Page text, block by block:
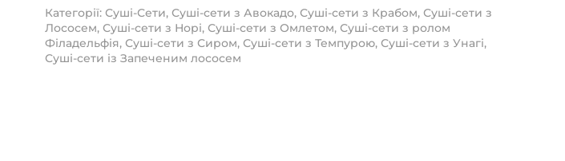
Категорії:Суші-Сети,Суші-сети з Авокадо,Суші-сети з Крабом,Суші-сети з
Лососем,Суші-сети з Норі,Суші-сети з Омлетом,Суші-сети з ролом
Філадельфія,Суші-сети з Сиром,Суші-сети з Темпурою,Суші-сети з Унагі,
Суші-сети із Запеченим лососем